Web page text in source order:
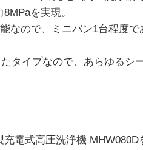
を実現。
なので、ミニバン1台程度
タイプなので、あらゆるシ
電式高圧洗浄機